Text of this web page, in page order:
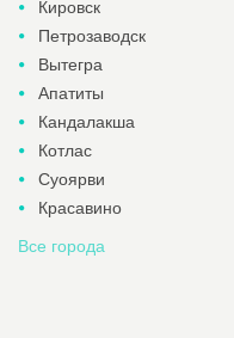
Кировск
Петрозаводск
Вытегра
Апатиты
Кандалакша
Котлас
Суоярви
Красавино
Все города